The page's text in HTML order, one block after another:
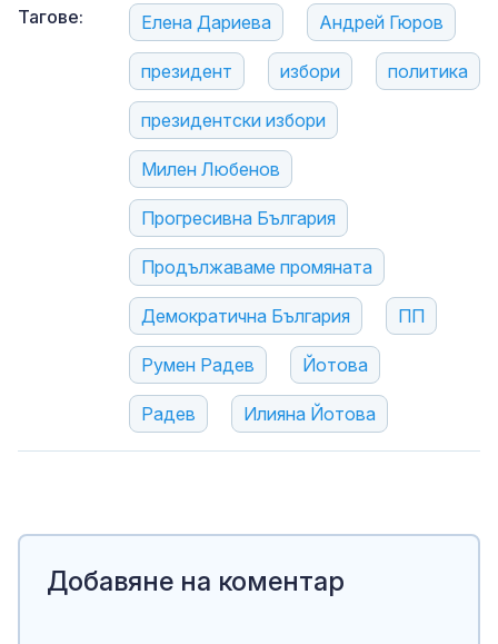
Тагове: Елена Дариева Андрей Гюров
президент избори политика
президентски избори
Милен Любенов
Прогресивна България
Продължаваме промяната
Демократична България ПП
Румен Радев Йотова
Радев Илияна Йотова
Добавяне на коментар